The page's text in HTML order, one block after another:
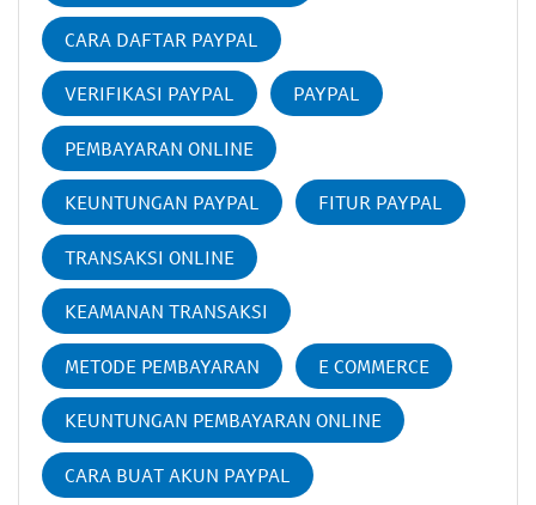
CARA DAFTAR PAYPAL
VERIFIKASI PAYPAL PAYPAL
PEMBAYARAN ONLINE
KEUNTUNGAN PAYPAL FITUR PAYPAL
TRANSAKSI ONLINE
KEAMANAN TRANSAKSI
METODE PEMBAYARAN E COMMERCE
KEUNTUNGAN PEMBAYARAN ONLINE
CARA BUAT AKUN PAYPAL